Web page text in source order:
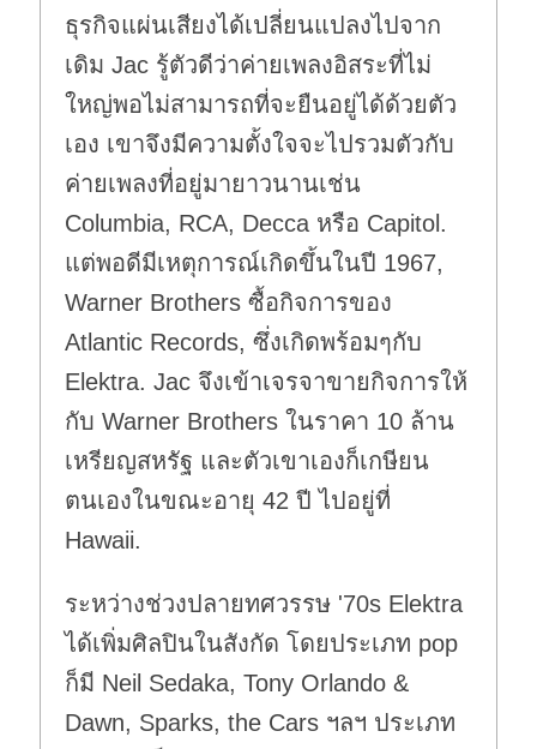
ธุรกิจแผ่นเสียงได้เปลี่ยนแปลงไปจาก
เดิม Jac รู้ตัวดีว่าค่ายเพลงอิสระที่ไม่
ใหญ่พอไม่สามารถที่จะยืนอยู่ได้ด้วยตัว
เอง เขาจึงมีความตั้งใจจะไปรวมตัวกับ
ค่ายเพลงที่อยู่มายาวนานเช่น
Columbia, RCA, Decca หรือ Capitol.
แต่พอดีมีเหตุการณ์เกิดขึ้นในปี 1967,
Warner Brothers ซื้อกิจการของ
Atlantic Records, ซึ่งเกิดพร้อมๆกับ
Elektra. Jac จึงเข้าเจรจาขายกิจการให้
กับ Warner Brothers ในราคา 10 ล้าน
เหรียญสหรัฐ และตัวเขาเองก็เกษียน
ตนเองในขณะอายุ 42 ปี ไปอยู่ที่
Hawaii.
ระหว่างช่วงปลายทศวรรษ '70s Elektra
ได้เพิ่มศิลปินในสังกัด โดยประเภท pop
ก็มี Neil Sedaka, Tony Orlando &
Dawn, Sparks, the Cars ฯลฯ ประเภท